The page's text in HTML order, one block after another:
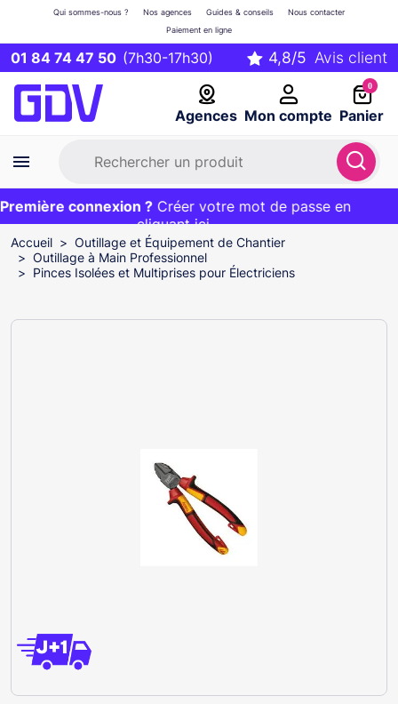
01 84 74 47 50 (7h30-17h30)
Agences Mon compte
Qui sommes-nous ? Nos agences Guides & conseils
Nous contacter
Paiement en ligne
0
Panier
Première commande ?20€ OFFERT sur votre panier
et livraison 24/48h gratuite avec le codeBIENVENUE
connexion ? Créer votre mot de passe en
cliquant ici
EXCLU WEB :
Accueil
Outillage et Équipement de Chantier
Outillage à Main Professionnel
Pinces Isolées et Multiprises pour Électriciens